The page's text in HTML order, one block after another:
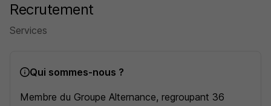
Recrutement
Services
Qui sommes-nous ?
Membre du Groupe Alternance, regroupant 36